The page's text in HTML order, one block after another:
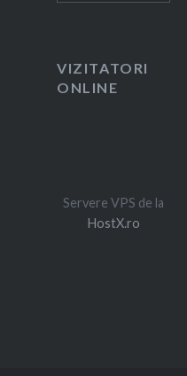
VIZITATORI
ONLINE
Servere VPS de la
HostX.ro